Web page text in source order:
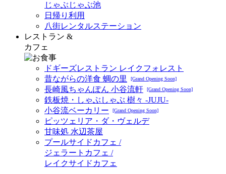
じゃぶじゃぶ池
日帰り利用
八街レンタルステーション
レストラン &
カフェ
ドギーズレストラン レイクフォレスト
昔ながらの洋食 蜩の里
[Grand Opening Soon]
長崎風ちゃんぽん 小谷流軒 [Grand Opening Soon]
鉄板焼・しゃぶしゃぶ 樹々 -JUJU-
小谷流ベーカリー
[Grand Opening Soon]
ピッツェリア・ダ・ヴェルデ
甘味処 水辺茶屋
プールサイドカフェ /
ジェラートカフェ /
レイクサイドカフェ